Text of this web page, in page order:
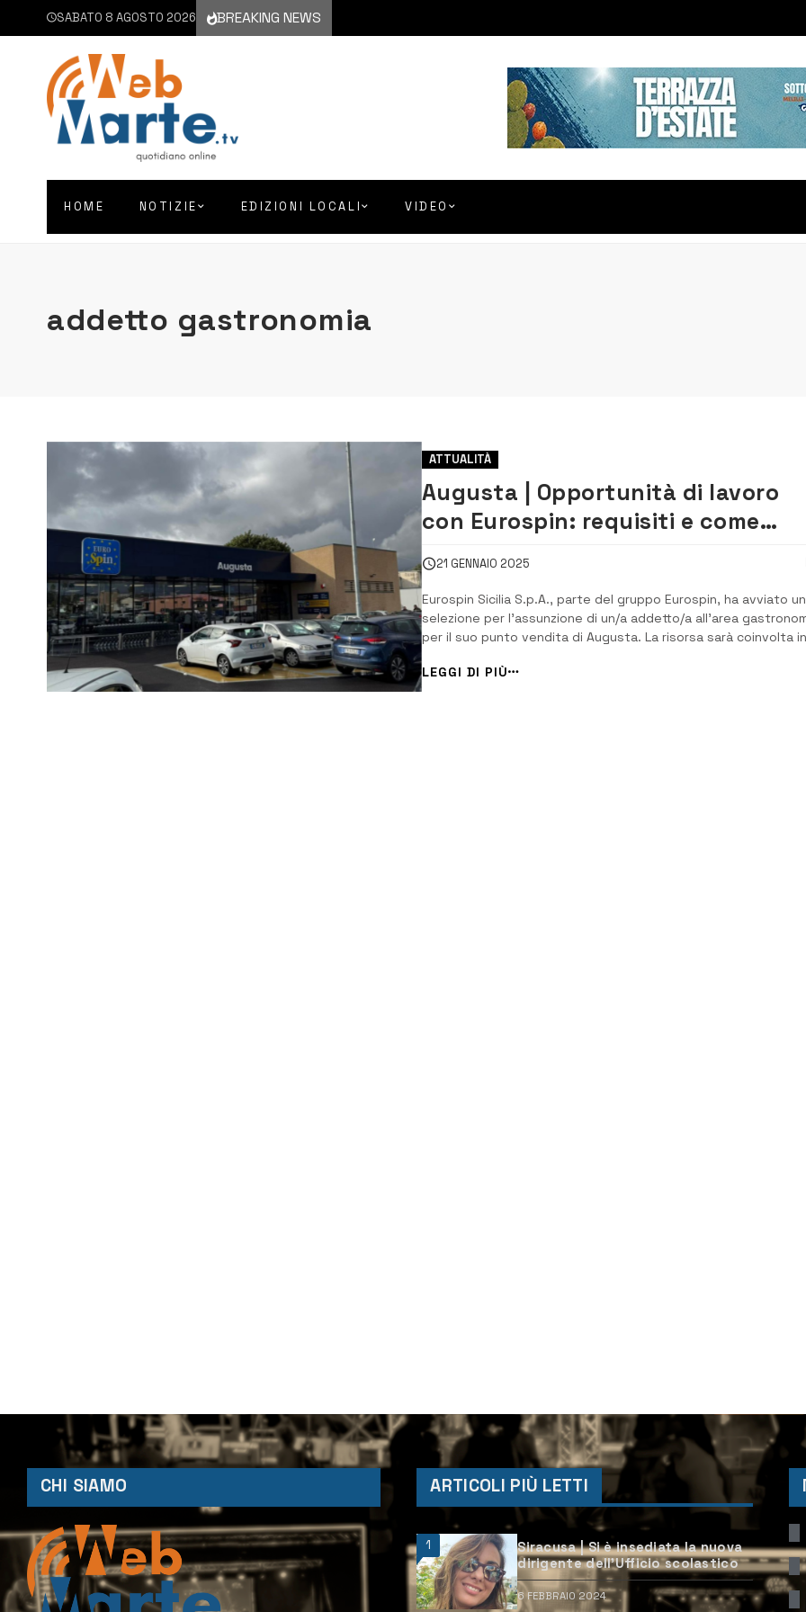
SABATO 8 AGOSTO 2026 BREAKING NEWS
HOME NOTIZIE EDIZIONI LOCALI VIDEO
addetto gastronomia
ATTUALITÀ
Augusta | Opportunità di lavoro
con Eurospin: requisiti e come
candidarsi
21 GENNAIO 2025
Eurospin Sicilia S.p.A., parte del gruppo Eurospin, ha avviato
selezione per l’assunzione di un/a addetto/a all’area
per il suo punto vendita di Augusta. La risorsa sarà coinvolta in
preparazione dei prodotti gastronomici come formaggi e salumi,
l’o...
LEGGI DI PIÙ
CHI SIAMO ARTICOLI PIÙ LETTI
1
Siracusa | Si è insediata la nuova
dirigente dell’Ufficio scolastico
6 FEBBRAIO 2024